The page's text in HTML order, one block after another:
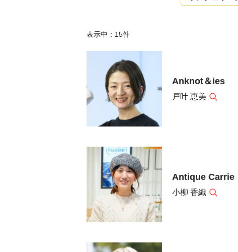
表示中： 15件
Anknot＆ies
戸叶 恵美
Antique Carrie
小柳 香織